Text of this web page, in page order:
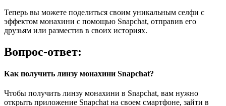
Теперь вы можете поделиться своим уникальным селфи с
эффектом монахини с помощью Snapchat, отправив его
друзьям или разместив в своих историях.
Вопрос-ответ:
Как получить линзу монахини Snapchat?
Чтобы получить линзу монахини в Snapchat, вам нужно
открыть приложение Snapchat на своем смартфоне, зайти в